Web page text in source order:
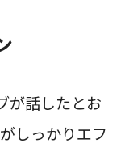
が話したとお
しっかりエフ